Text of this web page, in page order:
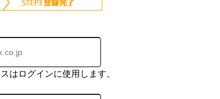
はログインに使用します。